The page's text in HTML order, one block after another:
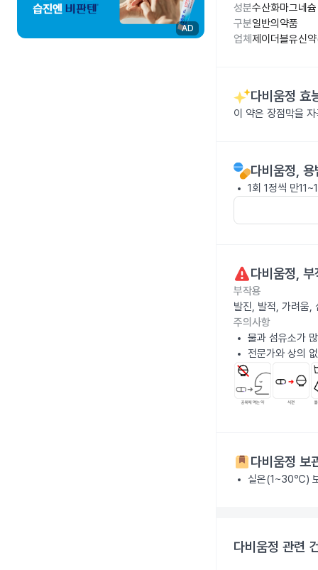
AD
성분수산화마그네
구분일반의약품
업체 제이더블유신
다비움정 효
이 약은 장점막을
다비움정, 용
1회 1정씩 만
다비움정, 부
부작용
발진, 발적, 가려움,
주의사항
물과 섬유소가
전문가와 상의
다비움정 보
실온(1~30℃)
다비움정 관련